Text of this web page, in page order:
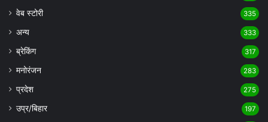
वेब स्टोरी 335
अन्य 333
ब्रेकिंग 317
मनोरंजन 283
प्रदेश 275
उप्र/बिहार 197